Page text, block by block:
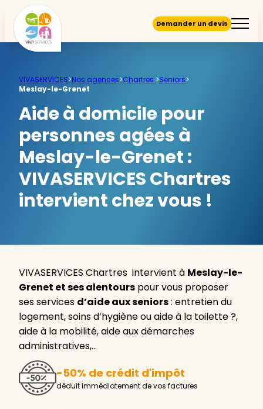
Demander un devis
VIVASERVICES>Nos agences>Chartres >Seniors>
Meslay-le-Grenet
Aide à domicile pour
personnes agées à
Meslay-le-Grenet :
VIVASERVICES Chartres
intervient chez vous !
VIVASERVICES Chartres intervient à Meslay-le-
Grenet et ses alentours pour vous proposer
ses services d’aide aux seniors: entretien du
logement, soins d’hygiène ou aide à la toilette ?,
aide à la mobilité, aide aux démarches
administratives,…
-50% de crédit d'impôt
déduit immédiatement de vos factures